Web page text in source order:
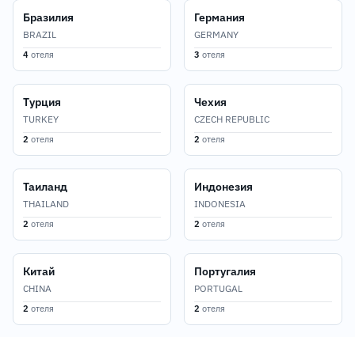
Бразилия
BRAZIL
4 отеля
Германия
GERMANY
3 отеля
Турция
TURKEY
2 отеля
Чехия
CZECH REPUBLIC
2 отеля
Таиланд
THAILAND
2 отеля
Индонезия
INDONESIA
2 отеля
Китай
CHINA
2 отеля
Португалия
PORTUGAL
2 отеля